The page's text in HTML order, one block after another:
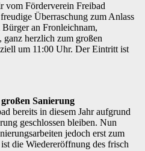
vom Förderverein Freibad
Überraschung zum Anlass
an Fronleichnam,
, ganz herzlich zum großen
um 11:00 Uhr. Der Eintritt ist
Sanierung
bereits in diesem Jahr aufgrund
geschlossen bleiben. Nun
jedoch erst zum
die Wiedereröffnung des frisch